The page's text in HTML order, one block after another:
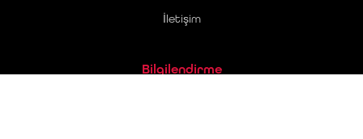
İletişim
Bilgilendirme